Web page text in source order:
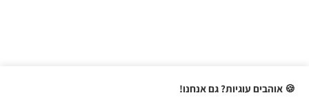
🍪 אוהבים עוגיות? גם אנחנו!